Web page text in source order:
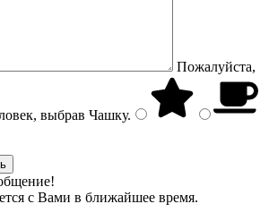
Пожалуйста,
выбрав Чашку.
с Вами в ближайшее время.